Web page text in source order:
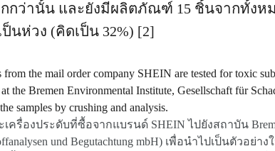
กกว่านั้น และยังมีผลิตภัณฑ์ 15 ชิ้นจากทั้งห
นห่วง (คิดเป็น 32%) [2]
ครื่องประดับที่ซื้อจากแบรนด์ SHEIN ไปยังสถาบัน
und Begutachtung mbH) เพื่อนำไปเป็นตัวอย่